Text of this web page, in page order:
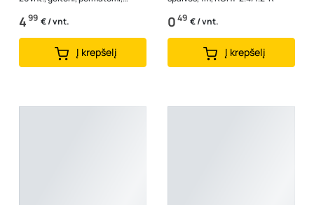
raudoni, juodi, 2,4 - 9,5 mm
499 € / vnt.
Į krepšelį
049 € / vnt.
Į krepšelį